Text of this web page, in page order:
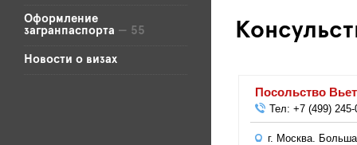
Оформление
загранпаспорта — 55
Новости о визах
Посольство
Тел: +7 (499)
г. Москва,